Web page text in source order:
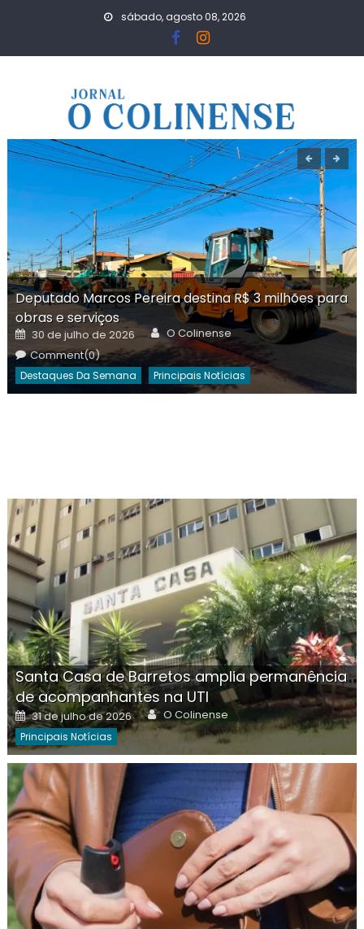
sábado, agosto 08, 2026
Deputado Marcos Pereira destina R$ 3 milhões para
obras e serviços
Posted
on
30 de julho de 2026 Author
O Colinense
Comment(0)
Destaques Da Semana Principais Notícias
Santa Casa de Barretos amplia permanência
de acompanhantes na UTI
Posted
on
31 de julho de 2026 Author
O Colinense
Principais Notícias